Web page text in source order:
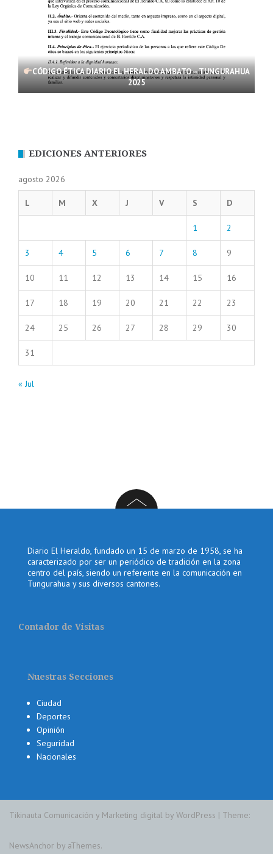
CÓDIGO ÉTICA DIARIO EL HERALDO AMBATO – TUNGURAHUA
2025
EDICIONES ANTERIORES
agosto 2026
L M X J V S D
1 2
3 4 5 6 7 8 9
10 11 12 13 14 15 16
17 18 19 20 21 22 23
24 25 26 27 28 29 30
31
« Jul
Diario El Heraldo, fundado un 15 de marzo de 1958, se ha
caracterizado por ser un periódico de tradición en la zona
centro del país, siendo un referente en la comunicación en
Tungurahua y sus diversos cantones.
Contador de Visitas
Nuestras Secciones
Ciudad
Deportes
Opinión
Seguridad
Nacionales
Tikinauta Comunicación y Marketing digital by WordPress | Theme:
NewsAnchor by aThemes.